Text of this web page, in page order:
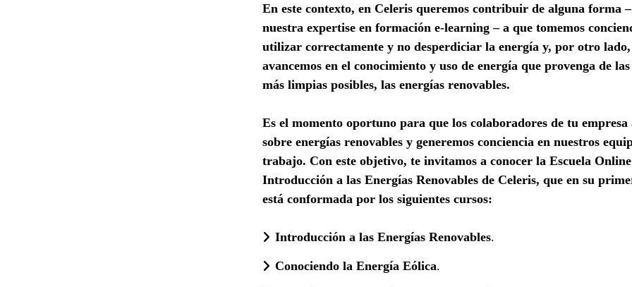
En este contexto, en Celeris queremos contribuir de alguna forma –
nuestra expertise en formación e-learning – a que tomemos
utilizar correctamente y no desperdiciar la energía y, por otro lado,
avancemos en el conocimiento y uso de energía que provenga de
más limpias posibles, las energías renovables.
Es el momento oportuno para que los colaboradores de tu empresa
sobre energías renovables y generemos conciencia en nuestros
trabajo. Con este objetivo, te invitamos a conocer la Escuela
Introducción a las Energías Renovables de Celeris, que en su
está conformada por los siguientes cursos:
Introducción a las Energías Renovables.
Conociendo la Energía Eólica.